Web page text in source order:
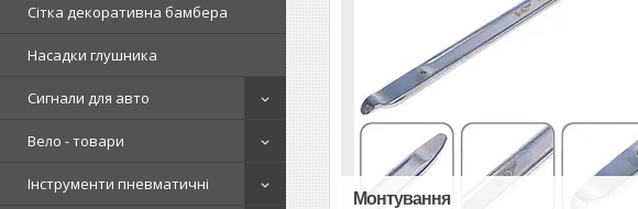
Сітка декоративна бамбера
Насадки глушника
Сигнали для авто
Вело - товари
Інструменти пневматичні
Монтування